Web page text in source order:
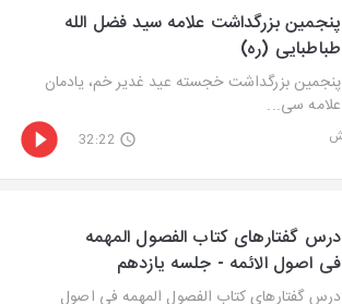
پنجمین بزرگداشت علامه سید فضل الله
طباطبایی (ره)
پنجمین بزرگداشت خجسته عید غدیر خم، یادمان
علامه سی...
32:22
درس گفتارهای کتاب الفصول المهمه
فی اصول الائمه - جلسه یازدهم
درس گفتارهای کتاب الفصول المهمه فی اصول